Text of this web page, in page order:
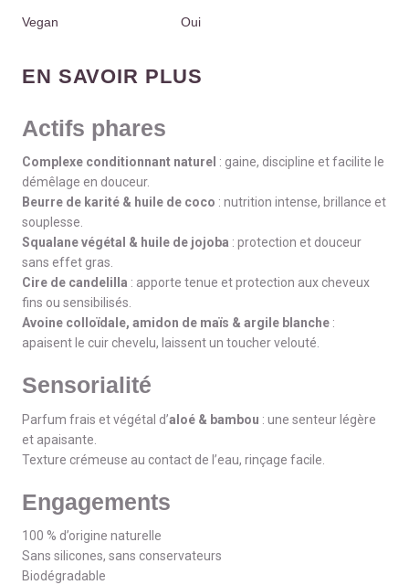
Vegan Oui
EN SAVOIR PLUS
Actifs phares
Complexe conditionnant naturel : gaine, discipline et facilite le
démêlage en douceur.
Beurre de karité & huile de coco : nutrition intense, brillance et
souplesse.
Squalane végétal & huile de jojoba : protection et douceur
sans effet gras.
Cire de candelilla : apporte tenue et protection aux cheveux
fins ou sensibilisés.
Avoine colloïdale, amidon de maïs & argile blanche :
apaisent le cuir chevelu, laissent un toucher velouté.
Sensorialité
Parfum frais et végétal d’aloé & bambou : une senteur légère
et apaisante.
Texture crémeuse au contact de l’eau, rinçage facile.
Engagements
100 % d’origine naturelle
Sans silicones, sans conservateurs
Biodégradable